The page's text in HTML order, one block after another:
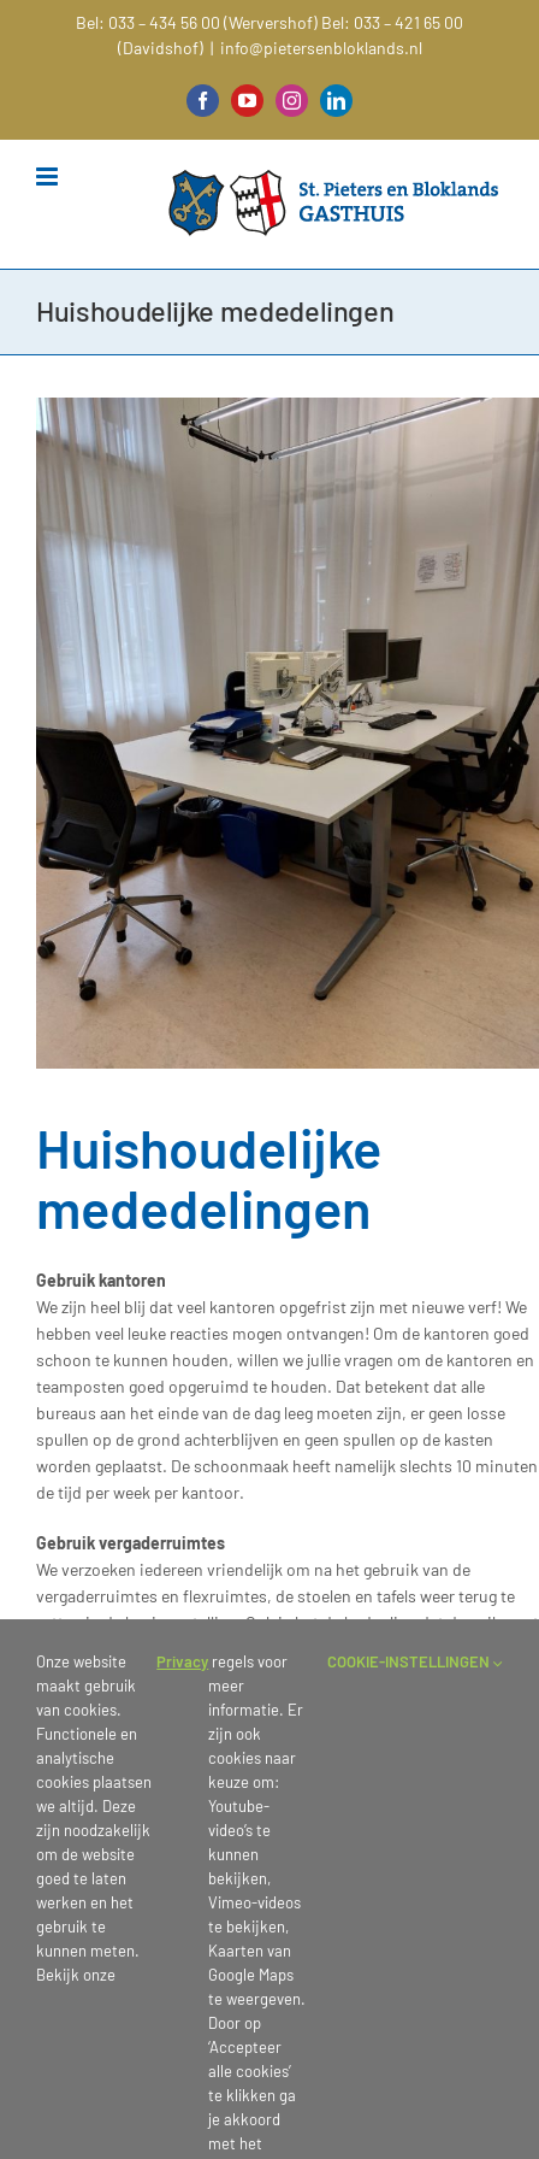
Bel: 033 – 434 56 00 (Wervershof) Bel: 033 – 421 65 00
(Davidshof) | info@pietersenbloklands.nl
FacebookYouTubeInstagramLinkedIn
Huishoudelijke mededelingen
Huishoudelijke
mededelingen
Gebruik kantoren
We zijn heel blij dat veel kantoren opgefrist zijn met nieuwe verf! We
hebben veel leuke reacties mogen ontvangen! Om de kantoren goed
schoon te kunnen houden, willen we jullie vragen om de kantoren en
teamposten goed opgeruimd te houden. Dat betekent dat alle
bureaus aan het einde van de dag leeg moeten zijn, er geen losse
spullen op de grond achterblijven en geen spullen op de kasten
worden geplaatst. De schoonmaak heeft namelijk slechts 10 minuten
de tijd per week per kantoor.
Gebruik vergaderruimtes
We verzoeken iedereen vriendelijk om na het gebruik van de
vergaderruimtes en flexruimtes, de stoelen en tafels weer terug te
zetten in de basisopstelling. Ook is het de bedoeling dat de vuile vaat
verlaat. Zo kan de volgende collega weer gebruik maken van een
opgeruimde ruimte/plek.
Presentatieschermen
Er zijn nieuwe presentatieschermen geplaatst in de Marktplaats en
vergaderruimte 2e verdieping WH, deze zijn gemakkelijk in gebruik,
zie de informatie die erbij hangt. De standaard koppeling is erbij
geleverd, voor de Apple hardware is er een stekker beschikbaar via
de receptie.
Publicatiedatum: 9 maart 2023
Deel Dit Verhaal, Kies Je Platform!
Onze website
maakt gebruik
van cookies.
Functionele en
analytische
cookies plaatsen
we altijd. Deze
zijn noodzakelijk
om de website
goed te laten
werken en het
gebruik te
kunnen meten.
Bekijk onze
Privacy regels voor
meer
informatie. Er
zijn ook
cookies naar
keuze om:
Youtube-
video’s te
kunnen
bekijken,
Vimeo-videos
te bekijken,
Kaarten van
Google Maps
te weergeven.
Door op
‘Accepteer
alle cookies’
te klikken ga
je akkoord
met het
COOKIE-INSTELLINGEN